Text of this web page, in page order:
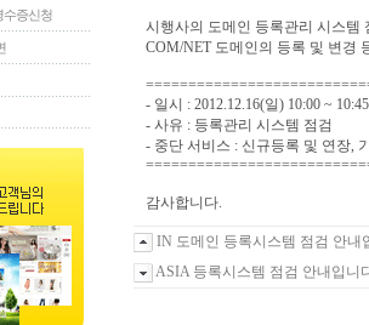
수증신청
시행사의 도메인 등록관리 시스템
COM/NET 도메인의 등록 및 변경
- 일시 : 2012.12.16(일) 10:00 ~
- 사유 : 등록관리 시스템 점검
- 중단 서비스 : 신규등록 및 연장,
감사합니다.
IN 도메인 등록시스템 점검 안내
ASIA 등록시스템 점검 안내입니